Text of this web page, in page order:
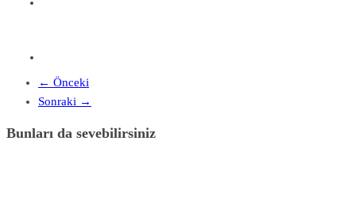
← Önceki
Sonraki →
Bunları da sevebilirsiniz